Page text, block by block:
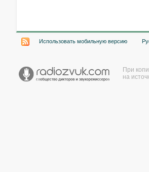
Использовать мобильную версию
При
на